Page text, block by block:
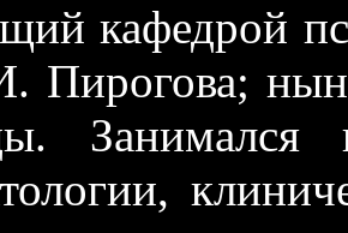
кафедрой
Пирогова;
Занимался